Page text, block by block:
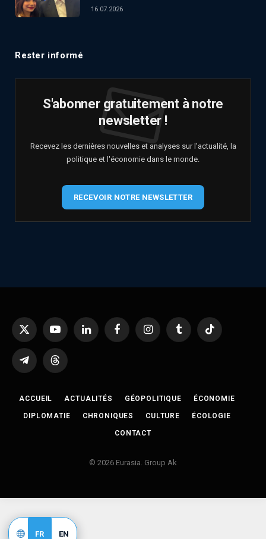
16.07.2026
Rester informé
S'abonner gratuitement à notre
newsletter !
Recevez les dernières nouvelles et analyses sur l'actualité, la
politique et l'économie dans le monde.
RECEVOIR NOTRE NEWSLETTER
X
YouTubeLinkedIn FacebookInstagramTumblr TikTok
TelegramThreads
ACCUEIL ACTUALITÉS GÉOPOLITIQUE ÉCONOMIE
DIPLOMATIE CHRONIQUES CULTURE ÉCOLOGIE
CONTACT
© 2026 Eurasia. Group Ak
FR EN